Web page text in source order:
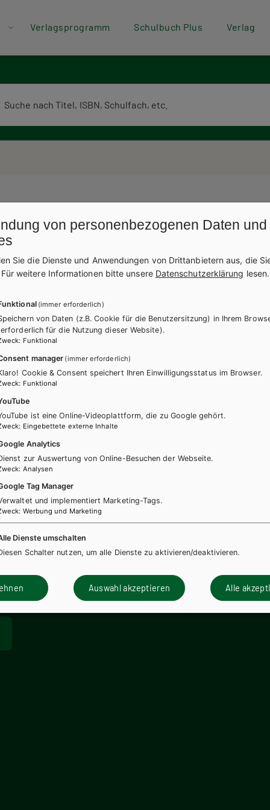
Verlagsprogramm Schulbuch Plus Verlag
passenden Produkte
Zurücksetzen
von personenbezogenen Daten und
Sie die Dienste und Anwendungen von Drittanbietern aus, die
Für weitere Informationen bitte unsere Datenschutzerklärung lesen.
(immer erforderlich)
von Daten (z.B. Cookie für die Benutzersitzung) in Ihrem
für die Nutzung dieser Website).
: Funktional
manager (immer erforderlich)
Cookie & Consent speichert Ihren Einwilligungsstatus im Browser.
: Funktional
ist eine Online-Videoplattform, die zu Google gehört.
: Eingebettete externe Inhalte
Analytics
zur Auswertung von Online-Besuchen der Webseite.
: Analysen
Tag Manager
und implementiert Marketing-Tags.
: Werbung und Marketing
Dienste umschalten
Schalter nutzen, um alle Dienste zu aktivieren/deaktivieren.
Auswahl akzeptieren Alle